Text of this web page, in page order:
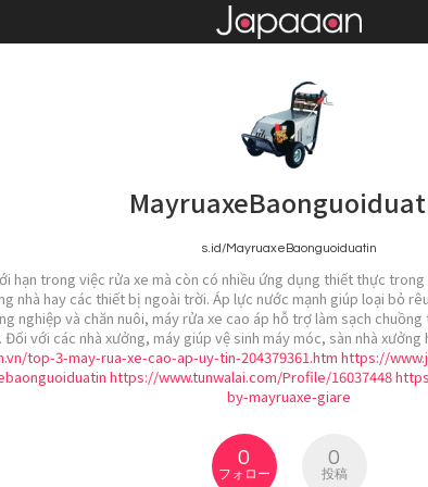
s.id/MayruaxeBaonguoiduatin
hạn trong việc rửa xe mà còn có nhiều ứng dụng thiết thực
nhà hay các thiết bị ngoài trời. Áp lực nước mạnh giúp loại bỏ
nghiệp và chăn nuôi, máy rửa xe cao áp hỗ trợ làm sạch
với các nhà xưởng, máy giúp vệ sinh máy móc, sàn nhà
top-3-may-rua-xe-cao-ap-uy-tin-204379361.htm https://
https://www.tunwalai.com/Profile/16037448
by-mayruaxe-giare
0
フォロー
0
投稿